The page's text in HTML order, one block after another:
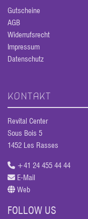
Gutscheine
AGB
Widerrufsrecht
Impressum
Datenschutz
KONTAKT
Revital Center
Sous Bois 5
1452 Les Rasses
+41 24 455 44 44
E-Mail
Web
FOLLOW US